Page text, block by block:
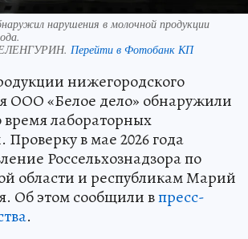
нарушения в молочной продукции
Перейти в Фотобанк КП
нижегородского
ООО «Белое дело» обнаружили
лабораторных
в мае 2026 года
Россельхознадзора по
области и республикам Марий
Об этом сообщили впресс-
.